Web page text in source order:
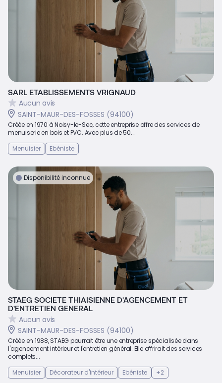
SARL ETABLISSEMENTS VRIGNAUD
Aucun avis
SAINT-MAUR-DES-FOSSES (94100)
Créée en 1970 à Noisy-le-Sec, cette entreprise offre des services de
menuiserie en bois et PVC. Avec plus de 50...
Menuisier
Ebéniste
Disponibilité inconnue
STAEG SOCIETE THIAISIENNE D'AGENCEMENT ET
D'ENTRETIEN GENERAL
Aucun avis
SAINT-MAUR-DES-FOSSES (94100)
Créée en 1988, STAEG pourrait être une entreprise spécialisée dans
l'agencement intérieur et l'entretien général. Elle offrirait des services
complets...
Menuisier
Décorateur d'intérieur Ebéniste +2